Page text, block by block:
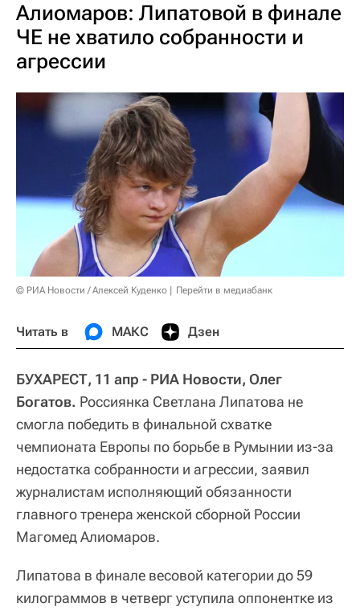
Алиомаров: Липатовой в финале
ЧЕ не хватило собранности и
агрессии
© РИА Новости / Алексей Куденко Перейти в медиабанк
Читать в МАКС Дзен
БУХАРЕСТ, 11 апр - РИА Новости, Олег
Богатов. Россиянка Светлана Липатова не
смогла победить в финальной схватке
чемпионата Европы по борьбе в Румынии из-за
недостатка собранности и агрессии, заявил
журналистам исполняющий обязанности
главного тренера женской сборной России
Магомед Алиомаров.
Липатова в финале весовой категории до 59
килограммов в четверг уступила оппонентке из